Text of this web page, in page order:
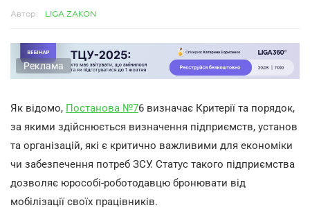
Автор: LIGA ZAKON
Реклама
Як відомо, Постанова №76 визначає Критерії та порядок,
за якими здійснюється визначення підприємств, установ
та організацій, які є критично важливими для економіки
чи забезпечення потреб ЗСУ. Статус такого підприємства
дозволяє юрособі-роботодавцю бронювати від
мобілізації своїх працівників.